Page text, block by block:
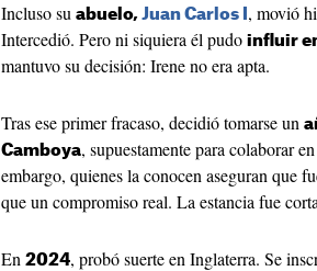
Incluso su abuelo, Juan Carlos I , movió
Intercedió. Pero ni siquiera él pudo influir
mantuvo su decisión: Irene no era apta.
Tras ese primer fracaso, decidió tomarse un
Camboya, supuestamente para colaborar
embargo, quienes la conocen aseguran que
que un compromiso real. La estancia fue
En 2024, probó suerte en Inglaterra. Se